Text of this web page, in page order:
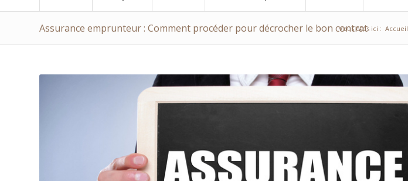
Assurance emprunteur : Comment procéder pour décrocher le bon contrat
Vous êtes ici : Accueil